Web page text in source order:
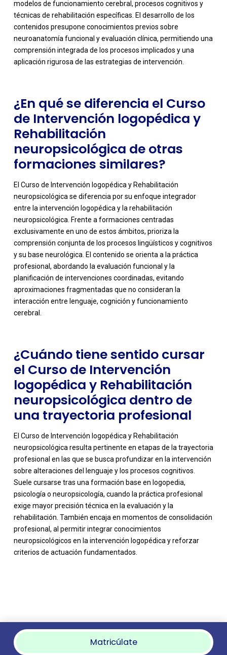
modelos de funcionamiento cerebral, procesos cognitivos y
técnicas de rehabilitación específicas. El desarrollo de los
contenidos presupone conocimientos previos sobre
neuroanatomía funcional y evaluación clínica, permitiendo una
comprensión integrada de los procesos implicados y una
aplicación rigurosa de las estrategias de intervención.
-
¿En qué se diferencia el Curso
de Intervención logopédica y
Rehabilitación
neuropsicológica de otras
formaciones similares?
El Curso de Intervención logopédica y Rehabilitación
neuropsicológica se diferencia por su enfoque integrador
entre la intervención logopédica y la rehabilitación
neuropsicológica. Frente a formaciones centradas
exclusivamente en uno de estos ámbitos, prioriza la
comprensión conjunta de los procesos lingüísticos y cognitivos
y su base neurológica. El contenido se orienta a la práctica
profesional, abordando la evaluación funcional y la
planificación de intervenciones coordinadas, evitando
aproximaciones fragmentadas que no consideran la
interacción entre lenguaje, cognición y funcionamiento
cerebral.
-
¿Cuándo tiene sentido cursar
el Curso de Intervención
logopédica y Rehabilitación
neuropsicológica dentro de
una trayectoria profesional
El Curso de Intervención logopédica y Rehabilitación
neuropsicológica resulta pertinente en etapas de la trayectoria
profesional en las que se busca profundizar en la intervención
sobre alteraciones del lenguaje y los procesos cognitivos.
Suele cursarse tras una formación base en logopedia,
psicología o neuropsicología, cuando la práctica profesional
exige mayor precisión técnica en la evaluación y la
rehabilitación. También encaja en momentos de consolidación
profesional, al permitir integrar conocimientos
neuropsicológicos en la intervención logopédica y reforzar
criterios de actuación fundamentados.
Matricúlate